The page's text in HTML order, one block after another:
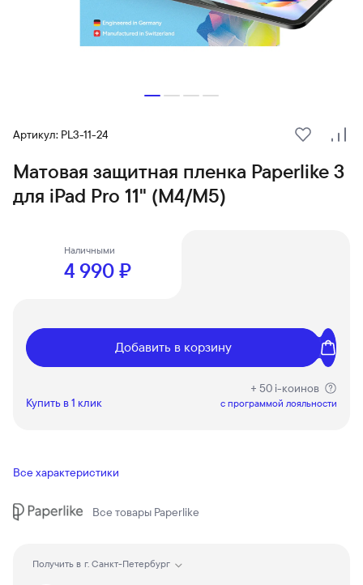
Артикул: PL3-11-24
В
Матовая защитная пленка Paperlike 3
для iPad Pro 11" (M4/M5)
Наличными
4 990 ₽
Добавить в корзину
Купить в 1 клик
+ 50 i-коинов
c программой лояльности
Все характеристики
Все товары Paperlike
Получить в г. Санкт-Петербург